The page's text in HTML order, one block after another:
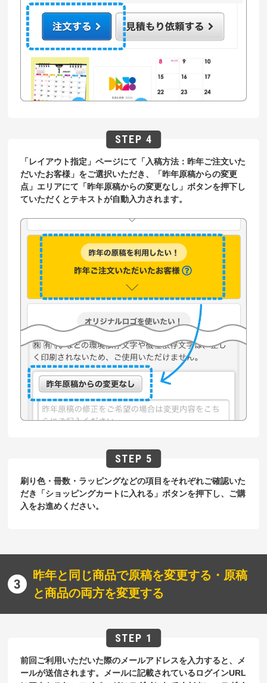
「レイアウト指定」ページにて「入稿方法：昨年ご注文いた
だいたお客様」をご選択いただき、「昨年原稿からの変更
点」エリアにて「昨年原稿からの変更なし」ボタンを押下し
ていただくとテキストが自動入力されます。
刷り色・冊数・ラッピングなどの項目をそれぞれご確認いた
だき「ショッピングカートに入れる」ボタンを押下し、ご購
入をお進めください。
昨年と同じ商品で原稿を変更する・原稿
と商品の両方を変更する
前回ご利用いただいた際のメールアドレスを入力すると、メ
ールが送信されます。メールに記載されているログインURL